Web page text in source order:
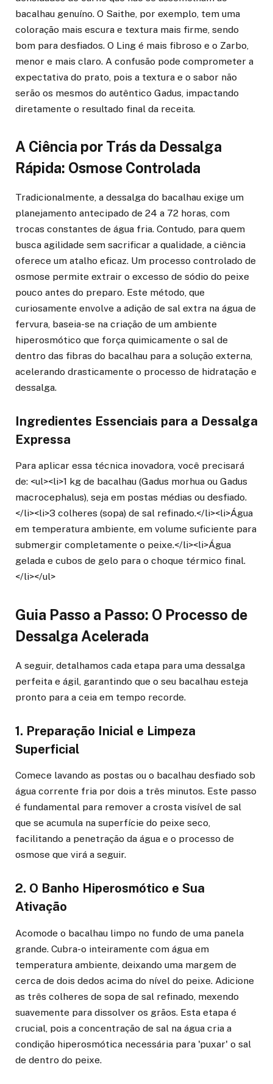
bacalhau genuíno. O Saithe, por exemplo, tem uma
coloração mais escura e textura mais firme, sendo
bom para desfiados. O Ling é mais fibroso e o Zarbo,
menor e mais claro. A confusão pode comprometer a
expectativa do prato, pois a textura e o sabor não
serão os mesmos do autêntico Gadus, impactando
diretamente o resultado final da receita.
A Ciência por Trás da Dessalga
Rápida: Osmose Controlada
Tradicionalmente, a dessalga do bacalhau exige um
planejamento antecipado de 24 a 72 horas, com
trocas constantes de água fria. Contudo, para quem
busca agilidade sem sacrificar a qualidade, a ciência
oferece um atalho eficaz. Um processo controlado de
osmose permite extrair o excesso de sódio do peixe
pouco antes do preparo. Este método, que
curiosamente envolve a adição de sal extra na água de
fervura, baseia-se na criação de um ambiente
hiperosmótico que força quimicamente o sal de
dentro das fibras do bacalhau para a solução externa,
acelerando drasticamente o processo de hidratação e
dessalga.
Ingredientes Essenciais para a Dessalga
Expressa
Para aplicar essa técnica inovadora, você precisará
de: <ul><li>1 kg de bacalhau (Gadus morhua ou Gadus
macrocephalus), seja em postas médias ou desfiado.
</li><li>3 colheres (sopa) de sal refinado.</li><li>Água
em temperatura ambiente, em volume suficiente para
submergir completamente o peixe.</li><li>Água
gelada e cubos de gelo para o choque térmico final.
</li></ul>
Guia Passo a Passo: O Processo de
Dessalga Acelerada
A seguir, detalhamos cada etapa para uma dessalga
perfeita e ágil, garantindo que o seu bacalhau esteja
pronto para a ceia em tempo recorde.
1. Preparação Inicial e Limpeza
Superficial
Comece lavando as postas ou o bacalhau desfiado sob
água corrente fria por dois a três minutos. Este passo
é fundamental para remover a crosta visível de sal
que se acumula na superfície do peixe seco,
facilitando a penetração da água e o processo de
osmose que virá a seguir.
2. O Banho Hiperosmótico e Sua
Ativação
Acomode o bacalhau limpo no fundo de uma panela
grande. Cubra-o inteiramente com água em
temperatura ambiente, deixando uma margem de
cerca de dois dedos acima do nível do peixe. Adicione
as três colheres de sopa de sal refinado, mexendo
suavemente para dissolver os grãos. Esta etapa é
crucial, pois a concentração de sal na água cria a
condição hiperosmótica necessária para 'puxar' o sal
de dentro do peixe.